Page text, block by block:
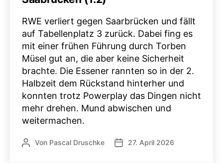
RWE verliert gegen Saarbrücken und fällt
auf Tabellenplatz 3 zurück. Dabei fing es
mit einer frühen Führung durch Torben
Müsel gut an, die aber keine Sicherheit
brachte. Die Essener rannten so in der 2.
Halbzeit dem Rückstand hinterher und
konnten trotz Powerplay das Dingen nicht
mehr drehen. Mund abwischen und
weitermachen.
Beitragsautor
Von Pascal Druschke Veröffentlichungsdatum
27. April 2026